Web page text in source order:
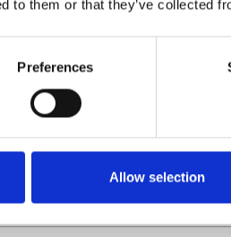
to them or that they’ve collected
Preferences
Allow selection
vragen en opmerkingen kunt u
1 werkdag te beantwoorden.
en achternaam